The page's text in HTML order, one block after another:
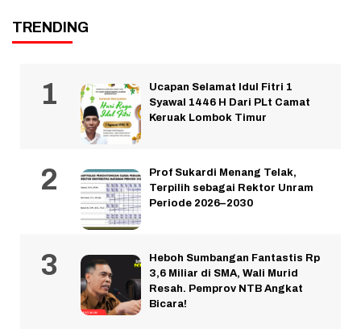
TRENDING
Ucapan Selamat Idul Fitri 1
Syawal 1446 H Dari PLt Camat
Keruak Lombok Timur
Prof Sukardi Menang Telak,
Terpilih sebagai Rektor Unram
Periode 2026–2030
Heboh Sumbangan Fantastis Rp
3,6 Miliar di SMA, Wali Murid
Resah. Pemprov NTB Angkat
Bicara!